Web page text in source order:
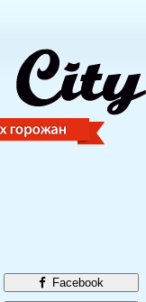
Facebook